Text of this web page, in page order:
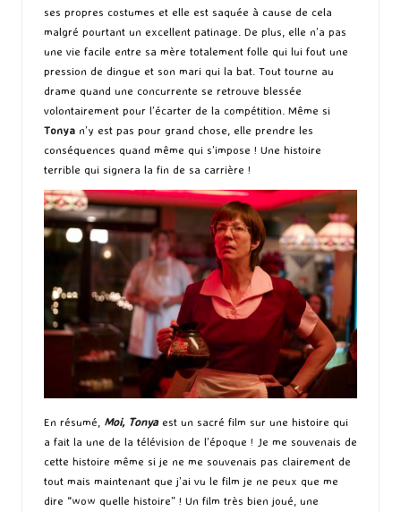
ses propres costumes et elle est saquée à cause de cela
malgré pourtant un excellent patinage. De plus, elle n’a pas
une vie facile entre sa mère totalement folle qui lui fout une
pression de dingue et son mari qui la bat. Tout tourne au
drame quand une concurrente se retrouve blessée
volontairement pour l’écarter de la compétition. Même si
Tonya n’y est pas pour grand chose, elle prendre les
conséquences quand même qui s’impose ! Une histoire
terrible qui signera la fin de sa carrière !
En résumé, Moi, Tonya est un sacré film sur une histoire qui
a fait la une de la télévision de l’époque ! Je me souvenais de
cette histoire même si je ne me souvenais pas clairement de
tout mais maintenant que j’ai vu le film je ne peux que me
dire “wow quelle histoire” ! Un film très bien joué, une